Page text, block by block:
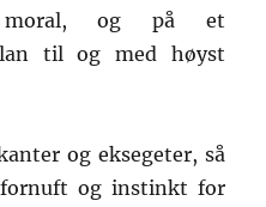
og på et
til og med høyst
og eksegeter, så
og instinkt for